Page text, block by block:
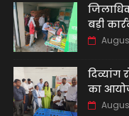
बड़ी
दिव्यांग
का